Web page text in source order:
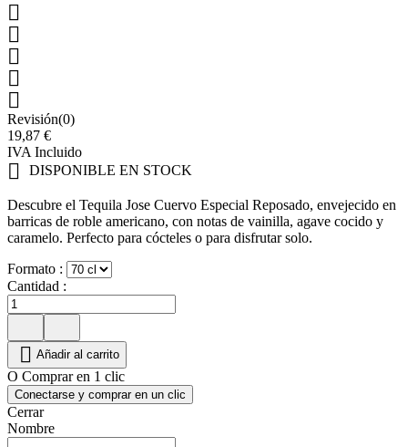





Revisión(0)
19,87 €
IVA Incluido
 DISPONIBLE EN STOCK
Descubre el Tequila Jose Cuervo Especial Reposado, envejecido en
barricas de roble americano, con notas de vainilla, agave cocido y
caramelo. Perfecto para cócteles o para disfrutar solo.
Formato :
Cantidad :
 Añadir al carrito
O Comprar en 1 clic
Conectarse y comprar en un clic
Cerrar
Nombre